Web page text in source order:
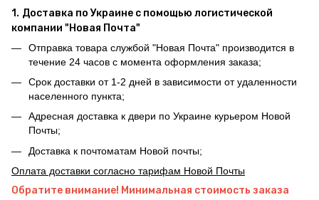
1. Доставка по Украине с помощью логистической
компании "Новая Почта"
Отправка товара службой "Новая Почта" производится в
течение 24 часов с момента оформления заказа;
Срок доставки от 1-2 дней в зависимости от удаленности
населенного пункта;
Адресная доставка к двери по Украине курьером Новой
Почты;
Доставка к почтоматам Новой почты;
Оплата доставки согласно тарифам Новой Почты
Обратите внимание! Минимальная стоимость заказа